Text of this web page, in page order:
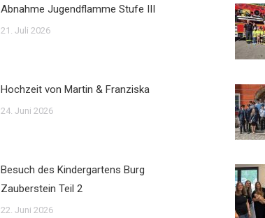
Abnahme Jugendflamme Stufe III
21. Juli 2026
Hochzeit von Martin & Franziska
24. Juni 2026
Besuch des Kindergartens Burg
Zauberstein Teil 2
22. Juni 2026